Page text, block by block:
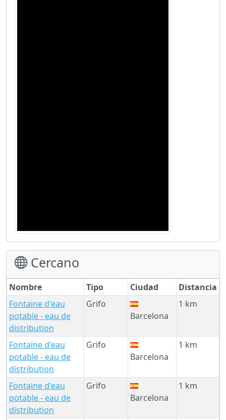
Cercano
Nombre Tipo Ciudad
Distancia
Fontaine d'eau
potable - eau de
distribution
Grifo
Barcelona
1 km
Fontaine d'eau
potable - eau de
distribution
Grifo
Barcelona
1 km
Fontaine d'eau
potable - eau de
distribution
Grifo
Barcelona
1 km